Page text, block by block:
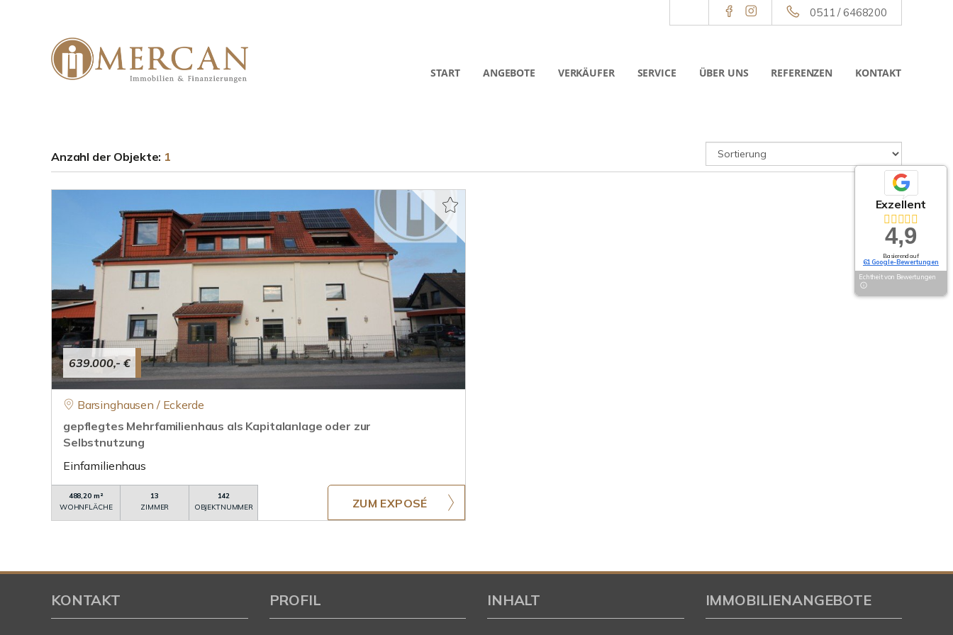
0511 / 6468200
START ANGEBOTE VERKÄUFER SERVICE ÜBER UNS REFERENZEN KONTAKT
Anzahl der Objekte: 1
639.000,- €
Barsinghausen / Eckerde
gepflegtes Mehrfamilienhaus als Kapitalanlage oder zur
Selbstnutzung
Einfamilienhaus
488,20 m²
WOHNFLÄCHE
13
ZIMMER
142
OBJEKTNUMMER
ZUM EXPOSÉ
Exzellent
4,9
Basierend auf
61 Google-Bewertungen
Echtheit von Bewertungen
KONTAKT PROFIL INHALT IMMOBILIENANGEBOTE